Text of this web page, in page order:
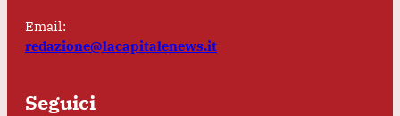
Email:
redazione@lacapitalenews.it
Seguici